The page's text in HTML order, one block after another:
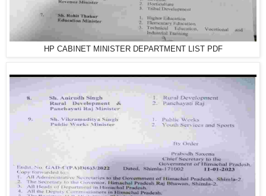
HP CABINET MINISTER DEPARTMENT LIST PDF